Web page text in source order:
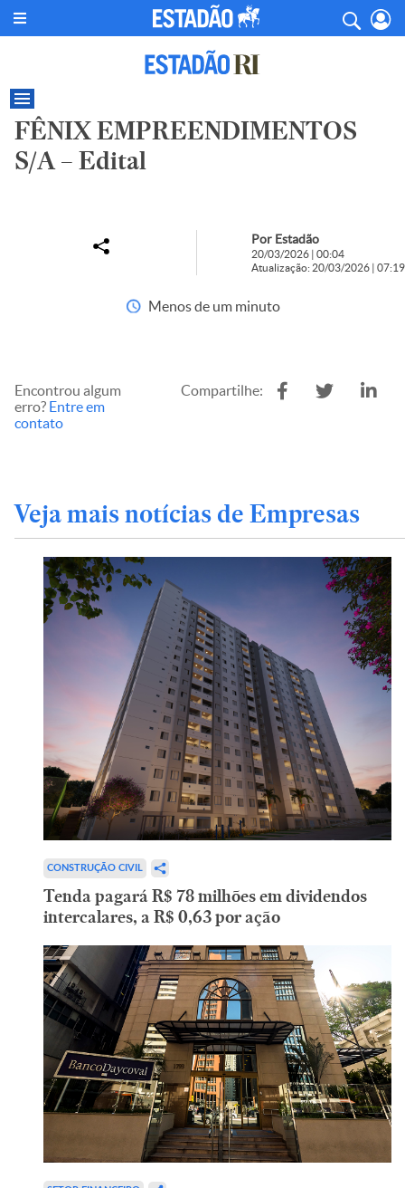
FÊNIX EMPREENDIMENTOS
S/A – Edital
Por Estadão
20/03/2026 | 00:04
Atualização: 20/03/2026 | 07:19
Menos de um minuto
Encontrou algum
erro? Entre em
contato
Compartilhe:
Veja mais notícias de Empresas
CONSTRUÇÃO CIVIL
Tenda pagará R$ 78 milhões em dividendos
intercalares, a R$ 0,63 por ação